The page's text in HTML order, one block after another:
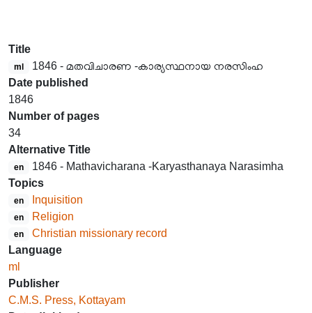
Title
ml
1846 - മതവിചാരണ -കാര്യസ്ഥനായ നരസിംഹ
Date published
1846
Number of pages
34
Alternative Title
en
1846 - Mathavicharana -Karyasthanaya Narasimha
Topics
en Inquisition
en Religion
en
Christian missionary record
Language
ml
Publisher
C.M.S. Press, Kottayam